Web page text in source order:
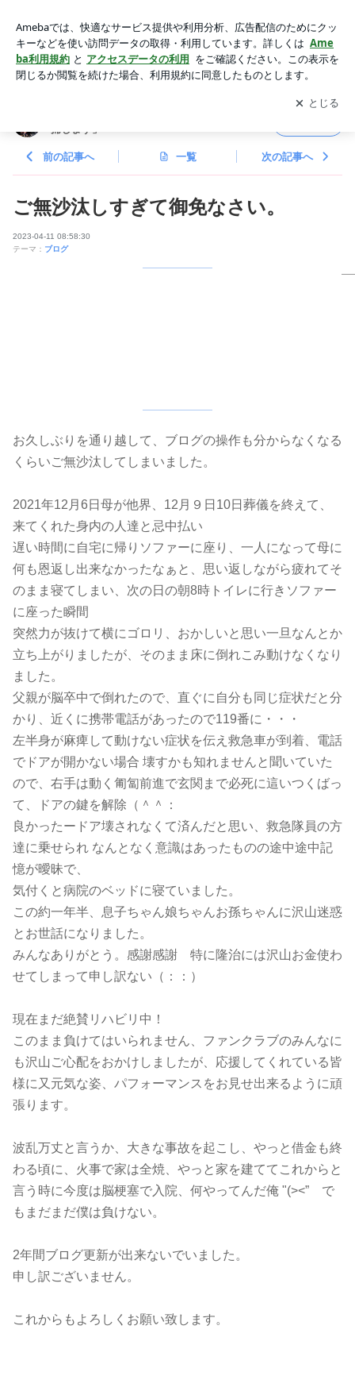
グ「あなたを逮捕します」Powered by Ameba
アプリをダウンロードして ブログの更新通知
を受け取りまし
ょう。
開く
捕します」
前の記事へ 一覧 次の記事へ
ご無沙汰しすぎて御免なさい。
2023-04-11 08:58:30
テーマ： ブログ
お久しぶりを通り越して、ブログの操作も分からなくなる
くらいご無沙汰してしまいました。
2021年12月6日母が他界、12月９日10日葬儀を終えて、
来てくれた身内の人達と忌中払い
遅い時間に自宅に帰りソファーに座り、一人になって母に
何も恩返し出来なかったなぁと、思い返しながら疲れてそ
のまま寝てしまい、次の日の朝8時トイレに行きソファー
に座った瞬間
突然力が抜けて横にゴロリ、おかしいと思い一旦なんとか
立ち上がりましたが、そのまま床に倒れこみ動けなくなり
ました。
父親が脳卒中で倒れたので、直ぐに自分も同じ症状だと分
かり、近くに携帯電話があったので119番に・・・
左半身が麻痺して動けない症状を伝え救急車が到着、電話
でドアが開かない場合 壊すかも知れませんと聞いていた
ので、右手は動く匍匐前進で玄関まで必死に這いつくばっ
て、ドアの鍵を解除（＾＾：
良かったードア壊されなくて済んだと思い、救急隊員の方
達に乗せられ なんとなく意識はあったものの途中途中記
憶が曖昧で、
気付くと病院のベッドに寝ていました。
この約一年半、息子ちゃん娘ちゃんお孫ちゃんに沢山迷惑
とお世話になりました。
みんなありがとう。感謝感謝 特に隆治には沢山お金使わ
せてしまって申し訳ない（：：）
現在まだ絶賛リハビリ中！
このまま負けてはいられません、ファンクラブのみんなに
も沢山ご心配をおかけしましたが、応援してくれている皆
様に又元気な姿、パフォーマンスをお見せ出来るように頑
張ります。
波乱万丈と言うか、大きな事故を起こし、やっと借金も終
わる頃に、火事で家は全焼、やっと家を建ててこれからと
言う時に今度は脳梗塞で入院、何やってんだ俺 "(><” で
もまだまだ僕は負けない。
2年間ブログ更新が出来ないでいました。
申し訳ございません。
これからもよろしくお願い致します。